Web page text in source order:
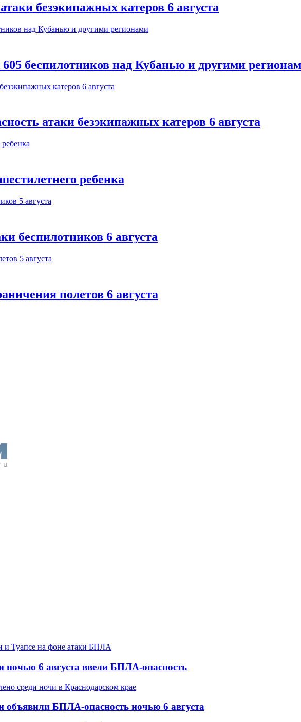
безэкипажных катеров 6 августа
беспилотников над Кубанью и другими
атаки безэкипажных катеров 6 августа
ребенка
беспилотников 6 августа
полетов 6 августа
ночью 6 августа ввели БПЛА-опасность
объявили БПЛА-опасность ночью 6 августа